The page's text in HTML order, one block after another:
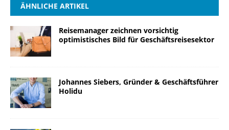
ÄHNLICHE ARTIKEL
Reisemanager zeichnen vorsichtig
optimistisches Bild für Geschäftsreisesektor
Johannes Siebers, Gründer & Geschäftsführer
Holidu